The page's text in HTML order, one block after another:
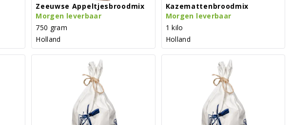
Zeeuwse Appeltjesbroodmix
Morgen leverbaar
750 gram
Holland
Kazemattenbroodmix
Morgen leverbaar
1 kilo
Holland